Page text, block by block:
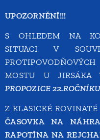
UPOZORNĚNÍ!!!
S OHLEDEM NA
SITUACI V
MOSTU U
PROPOZICE
Z KLASICKÉ
ČASOVKA NA
RAPOTÍNA NA